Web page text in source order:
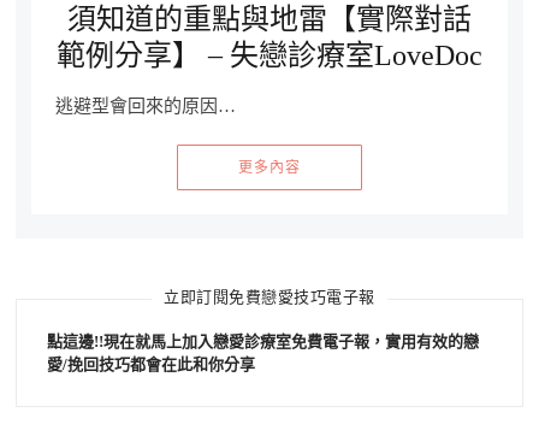
須知道的重點與地雷【實際對話
範例分享】 – 失戀診療室LoveDoc
逃避型會回來的原因…
更多內容
立即訂閱免費戀愛技巧電子報
點這邊!!現在就馬上加入戀愛診療室免費電子報，實用有效的戀
愛/挽回技巧都會在此和你分享